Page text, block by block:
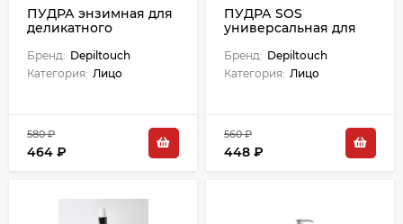
ПУДРА энзимная для
деликатного
Бренд: Depiltouch
Категория: Лицо
580 ₽
464 ₽
ПУДРА SOS
универсальная для
кожей - 50 г
Бренд: Depiltouch
Категория: Лицо
560 ₽
448 ₽